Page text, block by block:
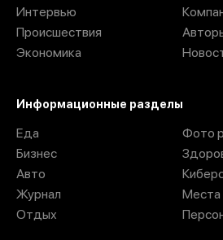
Интервью
Происшествия
Экономика
Информационные разделы
Еда
Бизнес
Авто
Журнал
Отдых
Фото
Места